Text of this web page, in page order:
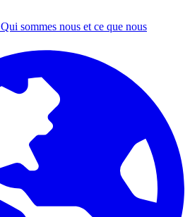
Qui sommes nous et ce que nous